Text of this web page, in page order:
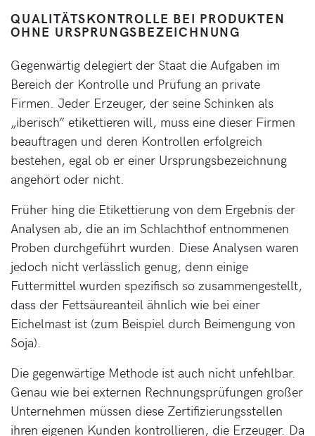
QUALITÄTSKONTROLLE BEI PRODUKTEN
OHNE URSPRUNGSBEZEICHNUNG
Gegenwärtig delegiert der Staat die Aufgaben im
Bereich der Kontrolle und Prüfung an private
Firmen. Jeder Erzeuger, der seine Schinken als
„iberisch” etikettieren will, muss eine dieser Firmen
beauftragen und deren Kontrollen erfolgreich
bestehen, egal ob er einer Ursprungsbezeichnung
angehört oder nicht.
Früher hing die Etikettierung von dem Ergebnis der
Analysen ab, die an im Schlachthof entnommenen
Proben durchgeführt wurden. Diese Analysen waren
jedoch nicht verlässlich genug, denn einige
Futtermittel wurden spezifisch so zusammengestellt,
dass der Fettsäureanteil ähnlich wie bei einer
Eichelmast ist (zum Beispiel durch Beimengung von
Soja).
Die gegenwärtige Methode ist auch nicht unfehlbar.
Genau wie bei externen Rechnungsprüfungen großer
Unternehmen müssen diese Zertifizierungsstellen
ihren eigenen Kunden kontrollieren, die Erzeuger. Da